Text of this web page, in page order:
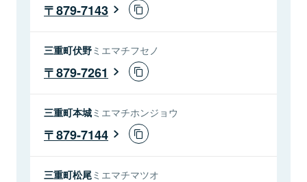
879-7143
三重町伏野ミエマチフセノ
879-7261
三重町本城ミエマチホンジョウ
879-7144
三重町松尾ミエマチマツオ